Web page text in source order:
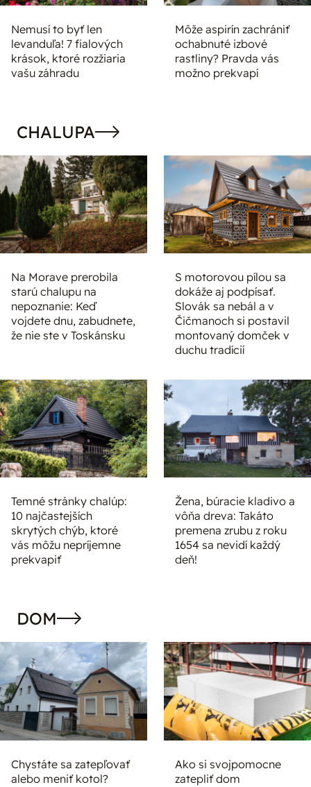
Nemusí to byť len
levanduľa! 7 fialových
krások, ktoré rozžiaria
vašu záhradu
Môže aspirín zachrániť
ochabnuté izbové
rastliny? Pravda vás
možno prekvapí
CHALUPA
Na Morave prerobila
starú chalupu na
nepoznanie: Keď
vojdete dnu, zabudnete,
že nie ste v Toskánsku
S motorovou pílou sa
dokáže aj podpísať.
Slovák sa nebál a v
Čičmanoch si postavil
montovaný domček v
duchu tradícií
Temné stránky chalúp:
10 najčastejších
skrytých chýb, ktoré
vás môžu nepríjemne
prekvapiť
Žena, búracie kladivo a
vôňa dreva: Takáto
premena zrubu z roku
1654 sa nevidí každý
deň!
DOM
Chystáte sa zatepľovať
alebo meniť kotol?
Ako si svojpomocne
zatepliť dom